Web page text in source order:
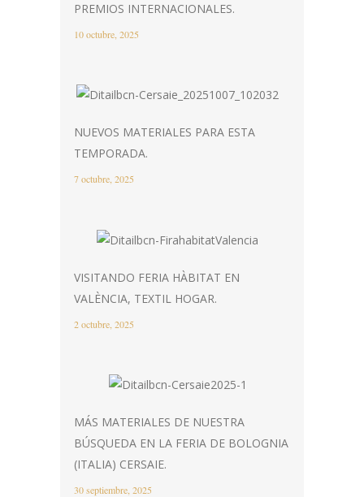
PREMIOS INTERNACIONALES.
10 octubre, 2025
NUEVOS MATERIALES PARA ESTA
TEMPORADA.
7 octubre, 2025
VISITANDO FERIA HÀBITAT EN
VALÈNCIA, TEXTIL HOGAR.
2 octubre, 2025
MÁS MATERIALES DE NUESTRA
BÚSQUEDA EN LA FERIA DE BOLOGNIA
(ITALIA) CERSAIE.
30 septiembre, 2025